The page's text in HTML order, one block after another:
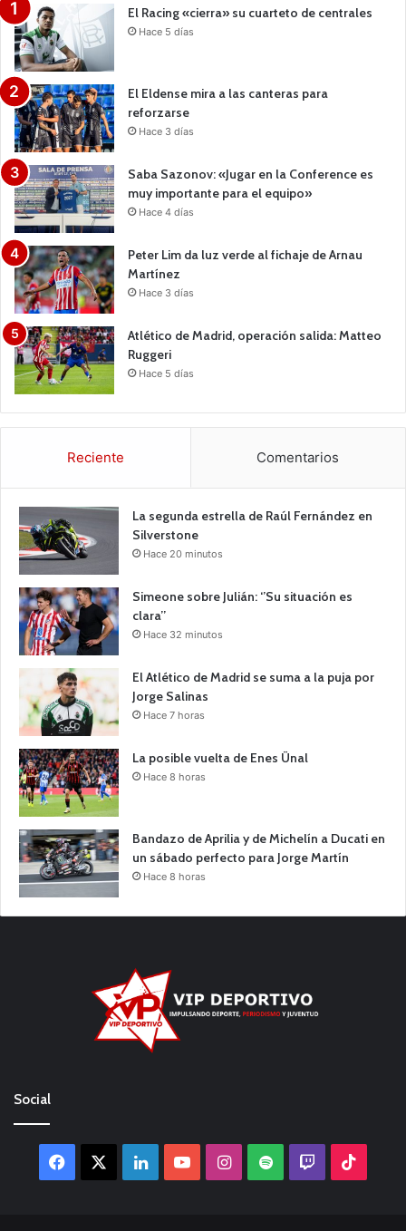
El Racing «cierra» su cuarteto de centrales
Hace 5 días
El Eldense mira a las canteras para
reforzarse
Hace 3 días
Saba Sazonov: «Jugar en la Conference es
muy importante para el equipo»
Hace 4 días
Peter Lim da luz verde al fichaje de Arnau
Martínez
Hace 3 días
Atlético de Madrid, operación salida: Matteo
Ruggeri
Hace 5 días
Reciente Comentarios
La segunda estrella de Raúl Fernández en
Silverstone
Hace 20 minutos
Simeone sobre Julián: ‘’Su situación es
clara’’
Hace 32 minutos
El Atlético de Madrid se suma a la puja por
Jorge Salinas
Hace 7 horas
La posible vuelta de Enes Ünal
Hace 8 horas
Bandazo de Aprilia y de Michelín a Ducati en
un sábado perfecto para Jorge Martín
Hace 8 horas
Social
Facebook LinkedInYouTubeInstagram
Spotify Twitch